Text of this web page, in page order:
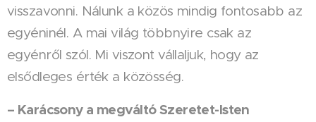
visszavonni. Nálunk a közös mindig fontosabb az
egyéninél. A mai világ többnyire csak az
egyénről szól. Mi viszont vállaljuk, hogy az
elsődleges érték a közösség.
– Karácsony a megváltó Szeretet-Isten